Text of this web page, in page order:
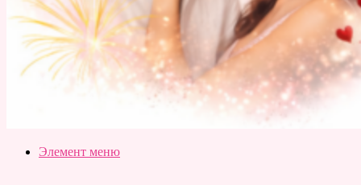
Slubovju.ru
Бесплатные
Элемент меню